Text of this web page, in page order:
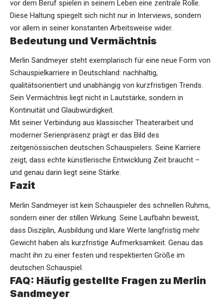
vor dem Beruf spielen in seinem Leben eine zentrale Rolle.
Diese Haltung spiegelt sich nicht nur in Interviews, sondern
vor allem in seiner konstanten Arbeitsweise wider.
Bedeutung und Vermächtnis
Merlin Sandmeyer steht exemplarisch für eine neue Form von
Schauspielkarriere in Deutschland: nachhaltig,
qualitätsorientiert und unabhängig von kurzfristigen Trends.
Sein Vermächtnis liegt nicht in Lautstärke, sondern in
Kontinuität und Glaubwürdigkeit.
Mit seiner Verbindung aus klassischer Theaterarbeit und
moderner Serienpräsenz prägt er das Bild des
zeitgenössischen deutschen Schauspielers. Seine Karriere
zeigt, dass echte künstlerische Entwicklung Zeit braucht –
und genau darin liegt seine Stärke.
Fazit
Merlin Sandmeyer ist kein Schauspieler des schnellen Ruhms,
sondern einer der stillen Wirkung. Seine Laufbahn beweist,
dass Disziplin, Ausbildung und klare Werte langfristig mehr
Gewicht haben als kurzfristige Aufmerksamkeit. Genau das
macht ihn zu einer festen und respektierten Größe im
deutschen Schauspiel.
FAQ: Häufig gestellte Fragen zu Merlin
Sandmeyer